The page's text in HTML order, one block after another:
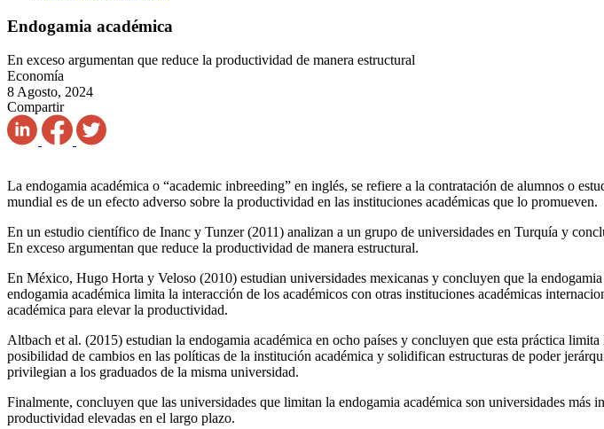
Endogamia académica
En exceso argumentan que reduce la productividad de manera estructural
Economía
8 Agosto, 2024
Compartir
La endogamia académica o “academic inbreeding” en inglés, se refiere a la contratación de alumnos o
mundial es de un efecto adverso sobre la productividad en las instituciones académicas que lo promueven.
En un estudio científico de Inanc y Tunzer (2011) analizan a un grupo de universidades en Turquía y
En exceso argumentan que reduce la productividad de manera estructural.
En México, Hugo Horta y Veloso (2010) estudian universidades mexicanas y concluyen que la
endogamia académica limita la interacción de los académicos con otras instituciones académicas
académica para elevar la productividad.
Altbach et al. (2015) estudian la endogamia académica en ocho países y concluyen que esta práctica
posibilidad de cambios en las políticas de la institución académica y solidifican estructuras de poder
privilegian a los graduados de la misma universidad.
Finalmente, concluyen que las universidades que limitan la endogamia académica son universidades
productividad elevadas en el largo plazo.